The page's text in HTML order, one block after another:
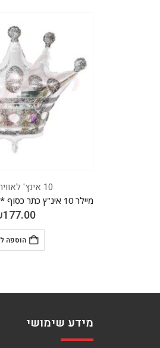
10 אינץ' לאוויר בלבד
מידע שימושי